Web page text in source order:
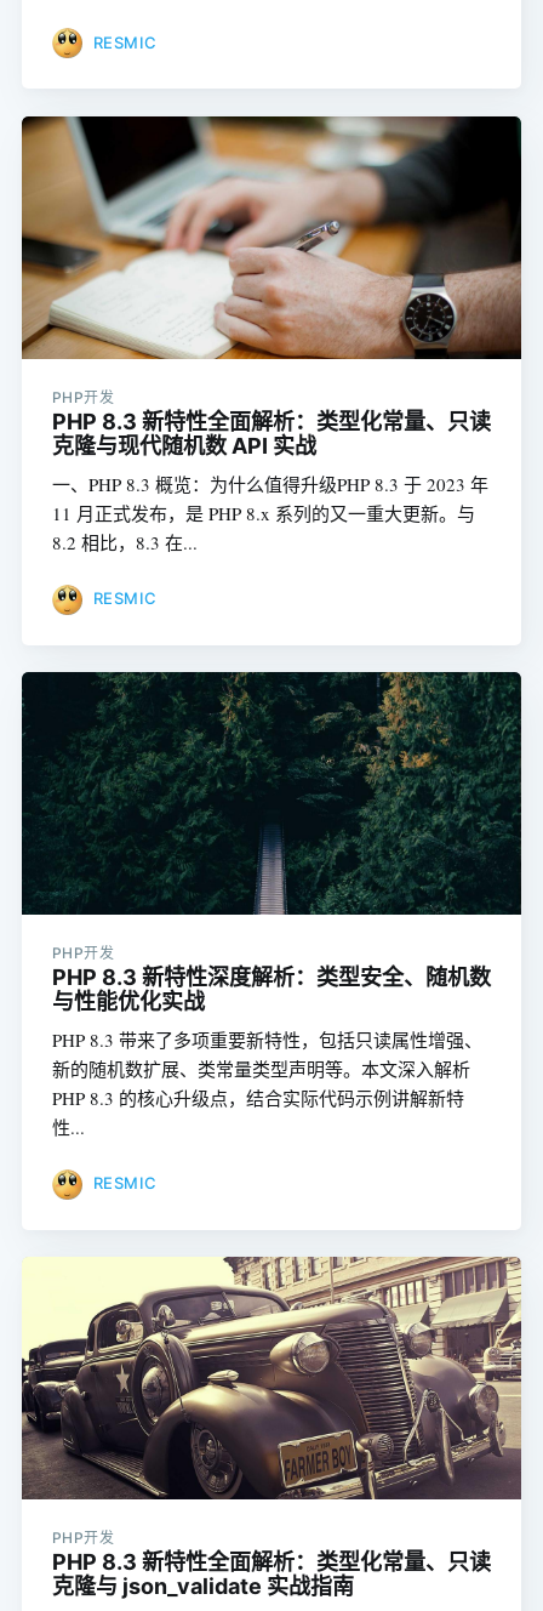
RESMIC
PHP开发
PHP 8.3 新特性全面解析：类型化常量、只读
克隆与现代随机数 API 实战
一、PHP 8.3 概览：为什么值得升级PHP 8.3 于 2023 年
11 月正式发布，是 PHP 8.x 系列的又一重大更新。与
8.2 相比，8.3 在...
RESMIC
PHP开发
PHP 8.3 新特性深度解析：类型安全、随机数
与性能优化实战
PHP 8.3 带来了多项重要新特性，包括只读属性增强、
新的随机数扩展、类常量类型声明等。本文深入解析
PHP 8.3 的核心升级点，结合实际代码示例讲解新特
性...
RESMIC
PHP开发
PHP 8.3 新特性全面解析：类型化常量、只读
克隆与 json_validate 实战指南